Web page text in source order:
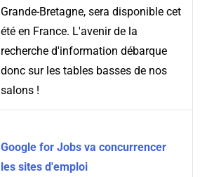
Grande-Bretagne, sera disponible cet
été en France. L'avenir de la
recherche d'information débarque
donc sur les tables basses de nos
salons !
Google for Jobs va concurrencer
les sites d'emploi